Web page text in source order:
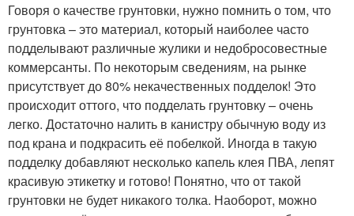
Говоря о качестве грунтовки, нужно помнить о том, что
грунтовка – это материал, который наиболее часто
подделывают различные жулики и недобросовестные
коммерсанты. По некоторым сведениям, на рынке
присутствует до 80% некачественных подделок! Это
происходит оттого, что подделать грунтовку – очень
легко. Достаточно налить в канистру обычную воду из
под крана и подкрасить её побелкой. Иногда в такую
подделку добавляют несколько капель клея ПВА, лепят
красивую этикетку и готово! Понятно, что от такой
грунтовки не будет никакого толка. Наоборот, можно